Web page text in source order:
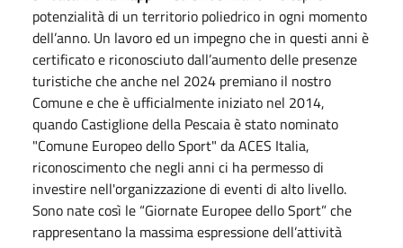
potenzialità di un territorio poliedrico in ogni momento
dell’anno. Un lavoro ed un impegno che in questi anni è
certificato e riconosciuto dall’aumento delle presenze
turistiche che anche nel 2024 premiano il nostro
Comune e che è ufficialmente iniziato nel 2014,
quando Castiglione della Pescaia è stato nominato
"Comune Europeo dello Sport" da ACES Italia,
riconoscimento che negli anni ci ha permesso di
investire nell'organizzazione di eventi di alto livello.
Sono nate così le “Giornate Europee dello Sport” che
rappresentano la massima espressione dell’attività